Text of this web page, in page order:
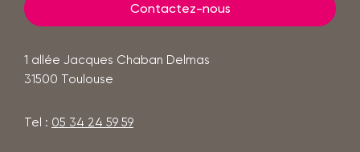
Contactez-nous
1 allée Jacques Chaban Delmas
31500 Toulouse
Tel : 05 34 24 59 59